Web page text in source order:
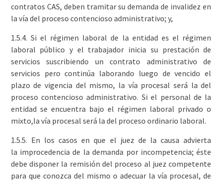
contratos CAS, deben tramitar su demanda de invalidez en
la vía del proceso contencioso administrativo; y,
1.5.4. Si el régimen laboral de la entidad es el régimen
laboral público y el trabajador inicia su prestación de
servicios suscribiendo un contrato administrativo de
servicios pero continúa laborando luego de vencido el
plazo de vigencia del mismo, la vía procesal será la del
proceso contencioso administrativo. Si el personal de la
entidad se encuentra bajo el régimen laboral privado o
mixto,la vía procesal será la del proceso ordinario laboral.
1.5.5. En los casos en que el juez de la causa advierta
la improcedencia de la demanda por incompetencia; éste
debe disponer la remisión del proceso al juez competente
para que conozca del mismo o adecuar la vía procesal, de